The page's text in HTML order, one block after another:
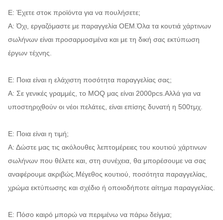
Ε: Έχετε στοκ προϊόντα για να πουλήσετε;
Α: Όχι, εργαζόμαστε με παραγγελία OEM.Όλα τα κουτιά χάρτινων
σωλήνων είναι προσαρμοσμένα και με τη δική σας εκτύπωση
έργων τέχνης.
Ε: Ποια είναι η ελάχιστη ποσότητα παραγγελίας σας;
Α: Σε γενικές γραμμές, το MOQ μας είναι 2000pcs.Αλλά για να
υποστηριχθούν οι νέοι πελάτες, είναι επίσης δυνατή η 500τμχ.
Ε: Ποια είναι η τιμή;
Α: Δώστε μας τις ακόλουθες λεπτομέρειες του κουτιού χάρτινων
σωλήνων που θέλετε και, στη συνέχεια, θα μπορέσουμε να σας
αναφέρουμε ακριβώς.Μέγεθος κουτιού, ποσότητα παραγγελίας,
χρώμα εκτύπωσης και σχέδιο ή οποιοδήποτε αίτημα παραγγελίας.
Ε: Πόσο καιρό μπορώ να περιμένω να πάρω δείγμα;